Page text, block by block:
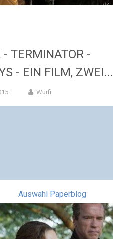
- TERMINATOR -
- EIN FILM, ZWEI...
Wurfi
Auswahl Paperblog